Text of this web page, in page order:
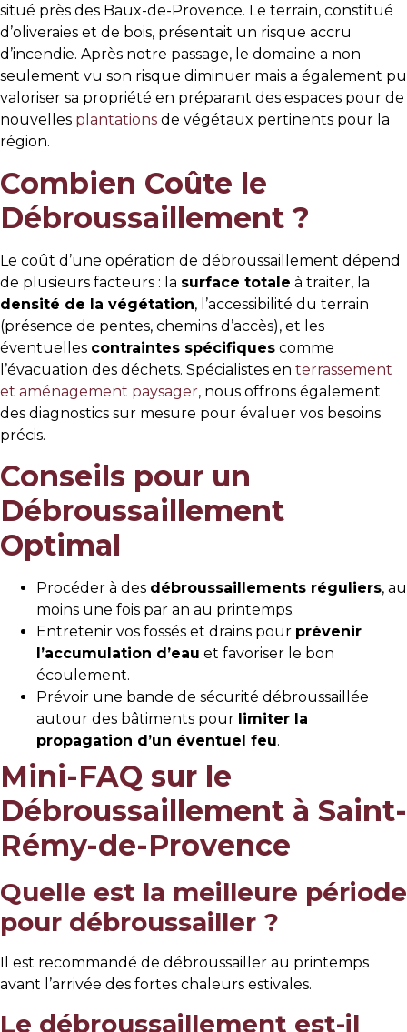
situé près des Baux-de-Provence. Le terrain, constitué
d’oliveraies et de bois, présentait un risque accru
d’incendie. Après notre passage, le domaine a non
seulement vu son risque diminuer mais a également pu
valoriser sa propriété en préparant des espaces pour de
nouvelles plantations de végétaux pertinents pour la
région.
Combien Coûte le
Débroussaillement ?
Le coût d’une opération de débroussaillement dépend
de plusieurs facteurs : la surface totale à traiter, la
densité de la végétation, l’accessibilité du terrain
(présence de pentes, chemins d’accès), et les
éventuelles contraintes spécifiques comme
l’évacuation des déchets. Spécialistes en terrassement
et aménagement paysager, nous offrons également
des diagnostics sur mesure pour évaluer vos besoins
précis.
Conseils pour un
Débroussaillement
Optimal
Procéder à des débroussaillements réguliers, au
moins une fois par an au printemps.
Entretenir vos fossés et drains pour prévenir
l’accumulation d’eau et favoriser le bon
écoulement.
Prévoir une bande de sécurité débroussaillée
autour des bâtiments pour limiter la
propagation d’un éventuel feu.
Mini-FAQ sur le
Débroussaillement à Saint-
Rémy-de-Provence
Quelle est la meilleure période
pour débroussailler ?
Il est recommandé de débroussailler au printemps
avant l’arrivée des fortes chaleurs estivales.
Le débroussaillement est-il